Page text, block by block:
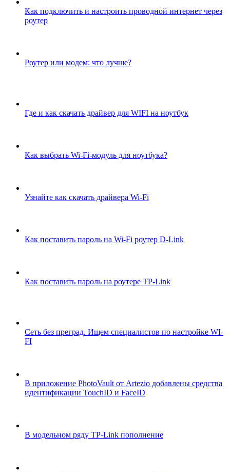
Как подключить и настроить проводной интернет через
роутер
Роутер или модем: что лучше?
Где и как скачать драйвер для WIFI на ноутбук
Как выбрать Wi-Fi-модуль для ноутбука?
Узнайте как скачать драйвера Wi-Fi
Как поставить пароль на Wi-Fi роутер D-Link
Как поставить пароль на роутере TP-Link
Сеть без преград. Ищем специалистов по настройке WI-
FI
В приложение PhotoVault от Artezio добавлены средства
идентификации TouchID и FaceID
В модельном ряду TP-Link пополнение